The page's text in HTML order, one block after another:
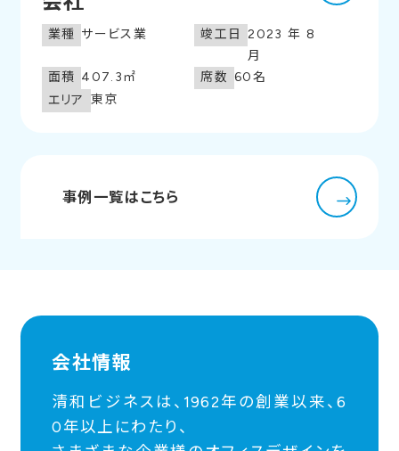
業種 サービス業 竣工日
2023年8
月
面積 407.3㎡ 席数 60名
エリア 東京
事例一覧はこちら
会社情報
清和ビジネスは、1962年の創業以来、6
0年以上にわたり、